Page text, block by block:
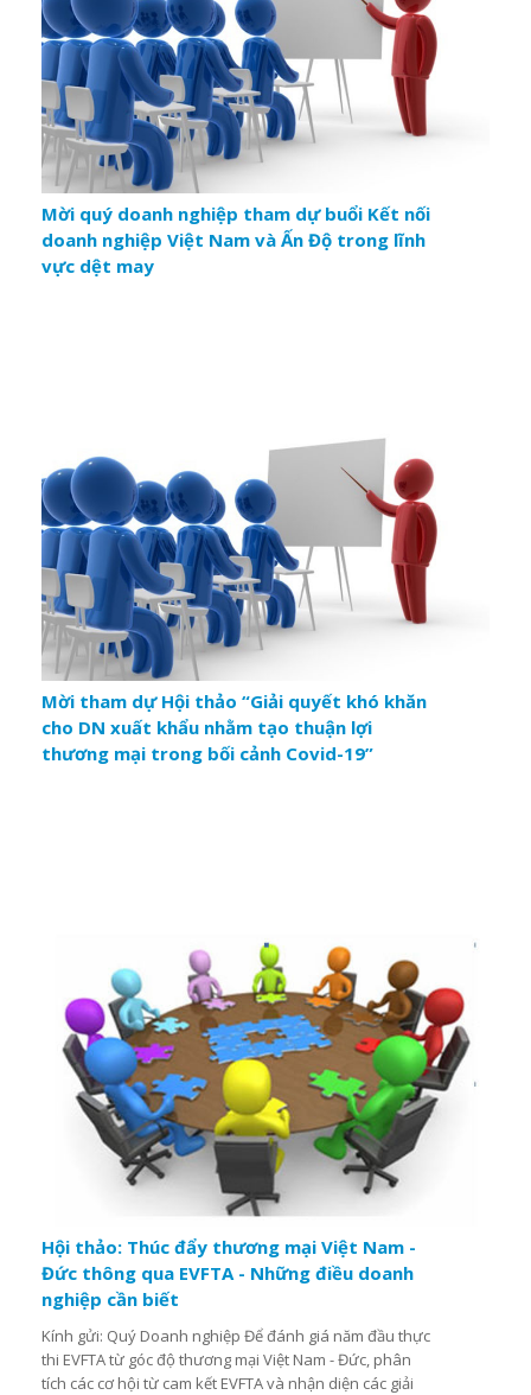
Mời quý doanh nghiệp tham dự buổi Kết nối
doanh nghiệp Việt Nam và Ấn Độ trong lĩnh
vực dệt may
Mời tham dự Hội thảo “Giải quyết khó khăn
cho DN xuất khẩu nhằm tạo thuận lợi
thương mại trong bối cảnh Covid-19”
Hội thảo: Thúc đẩy thương mại Việt Nam -
Đức thông qua EVFTA - Những điều doanh
nghiệp cần biết
Kính gửi: Quý Doanh nghiệp Để đánh giá năm đầu thực
thi EVFTA từ góc độ thương mại Việt Nam - Đức, phân
tích các cơ hội từ cam kết EVFTA và nhận diện các giải